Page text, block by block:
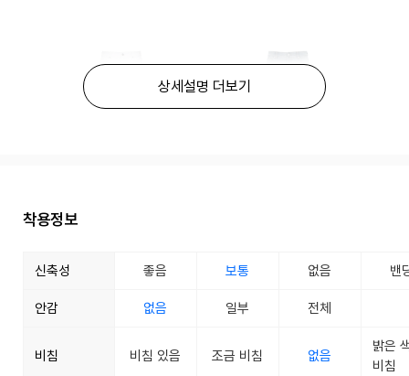
상세설명 더보기
착용정보
신축성 좋음 보통 없음 밴
안감 없음 일부 전체
비침 비침 있음 조금 비침 없음
밝은
비침